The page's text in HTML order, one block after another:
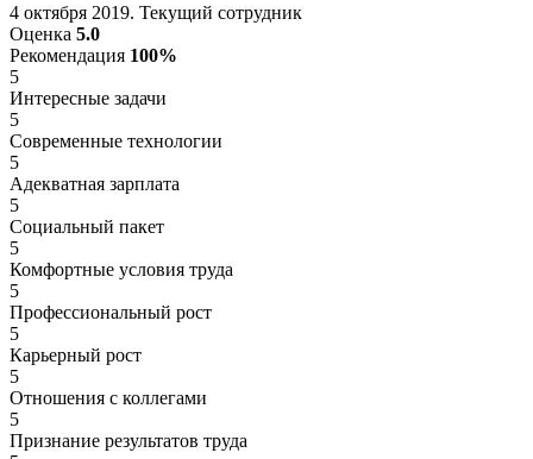
4 октября 2019. Текущий сотрудник
Оценка 5.0
Рекомендация 100%
5
Интересные задачи
5
Современные технологии
5
Адекватная зарплата
5
Социальный пакет
5
Комфортные условия труда
5
Профессиональный рост
5
Карьерный рост
5
Отношения с коллегами
5
Признание результатов труда